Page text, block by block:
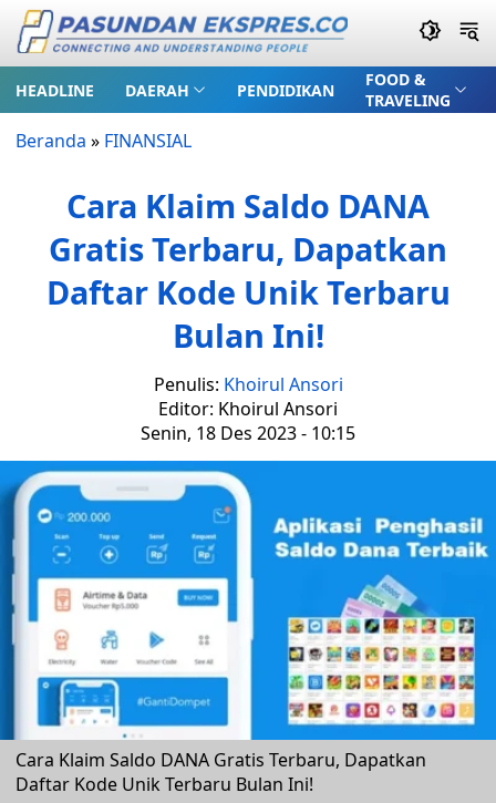
HEADLINE DAERAH PENDIDIKAN
FOOD &
TRAVELING
Beranda » FINANSIAL
Cara Klaim Saldo DANA
Gratis Terbaru, Dapatkan
Daftar Kode Unik Terbaru
Bulan Ini!
Penulis: Khoirul Ansori
Editor: Khoirul Ansori
Senin, 18 Des 2023 - 10:15
Cara Klaim Saldo DANA Gratis Terbaru, Dapatkan
Daftar Kode Unik Terbaru Bulan Ini!